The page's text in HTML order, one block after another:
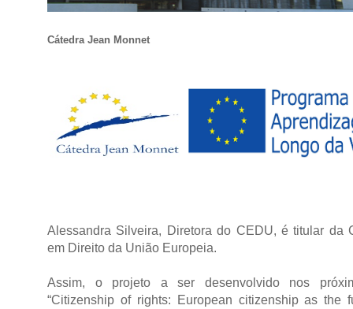
Cátedra Jean Monnet
Alessandra Silveira, Diretora do CEDU, é titular da
em Direito da União Europeia.
Assim, o projeto a ser desenvolvido nos
“Citizenship of rights: European citizenship as the